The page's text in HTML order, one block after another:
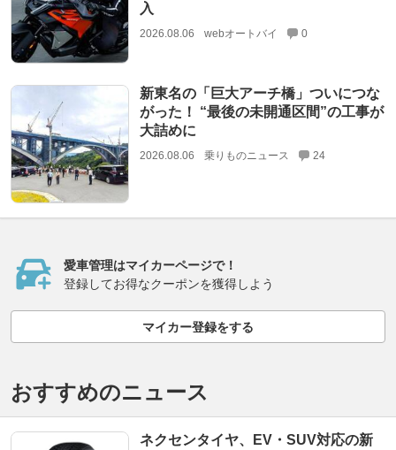
入
2026.08.06 webオートバイ 0
新東名の「巨大アーチ橋」ついにつな
がった！ “最後の未開通区間”の工事が
大詰めに
2026.08.06 乗りものニュース 24
愛車管理はマイカーページで！
登録してお得なクーポンを獲得しよう
マイカー登録をする
おすすめのニュース
ネクセンタイヤ、EV・SUV対応の新